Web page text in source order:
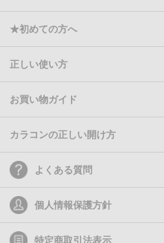
★初めての方へ
正しい使い方
お買い物ガイド
カラコンの正しい開け方
よくある質問
個人情報保護方針
特定商取引法表示